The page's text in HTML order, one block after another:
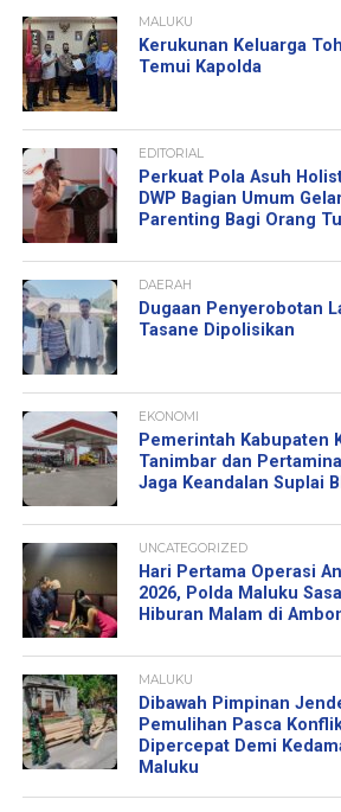
MALUKU
Kerukunan Keluarga
Temui Kapolda
EDITORIAL
Perkuat Pola Asuh
DWP Bagian Umum
Parenting Bagi Orang
DAERAH
Dugaan Penyerobotan
Tasane Dipolisikan
EKONOMI
Pemerintah Kabupaten
Tanimbar dan
Jaga Keandalan Suplai
UNCATEGORIZED
Hari Pertama Operasi
2026, Polda Maluku
Hiburan Malam di
MALUKU
Dibawah Pimpinan
Pemulihan Pasca
Dipercepat Demi
Maluku